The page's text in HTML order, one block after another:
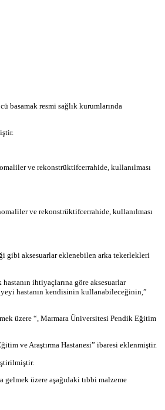
basamak resmi sağlık kurumlarında
ve rekonstrüktifcerrahide, kullanılması
ve rekonstrüktifcerrahide, kullanılması
gibi aksesuarlar eklenebilen arka tekerlekleri
ihtiyaçlarına göre aksesuarlar
hastanın kendisinin kullanabileceğinin,”
üzere “, Marmara Üniversitesi Pendik Eğitim
ve Araştırma Hastanesi” ibaresi eklenmiştir.
gelmek üzere aşağıdaki tıbbi malzeme